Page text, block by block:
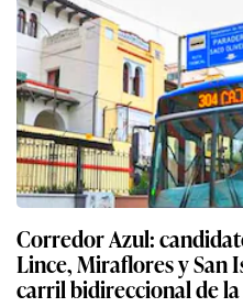
Corredor Azul:
Lince, Miraflores y San
carril bidireccional de